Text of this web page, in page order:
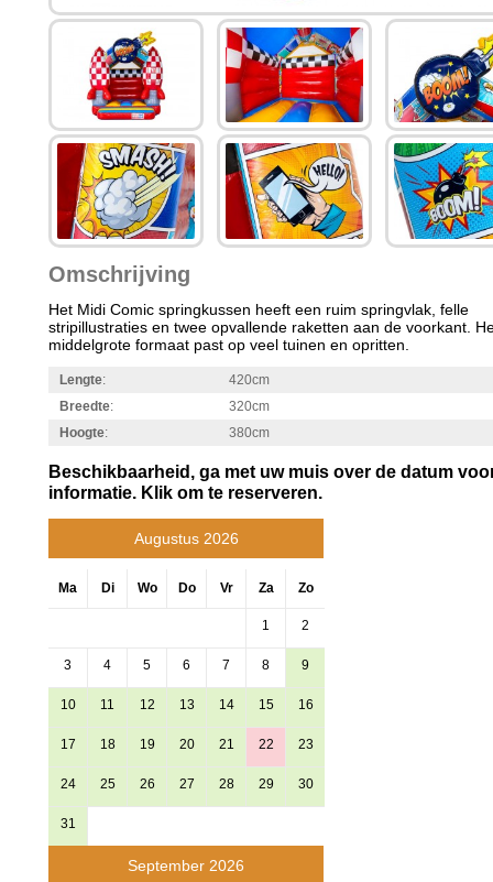
Omschrijving
Het Midi Comic springkussen heeft een ruim springvlak, felle
stripillustraties en twee opvallende raketten aan de voorkant.
middelgrote formaat past op veel tuinen en opritten.
Lengte:
420cm
Breedte:
320cm
Hoogte: 380cm
Beschikbaarheid, ga met uw muis over de datum
informatie. Klik om te reserveren.
Augustus 2026
Ma Di Wo Do Vr Za Zo
1 2
3 4 5 6 7 8 9
10 11 12 13 14 15 16
17 18 19 20 21 22 23
24 25 26 27 28 29 30
31
September 2026